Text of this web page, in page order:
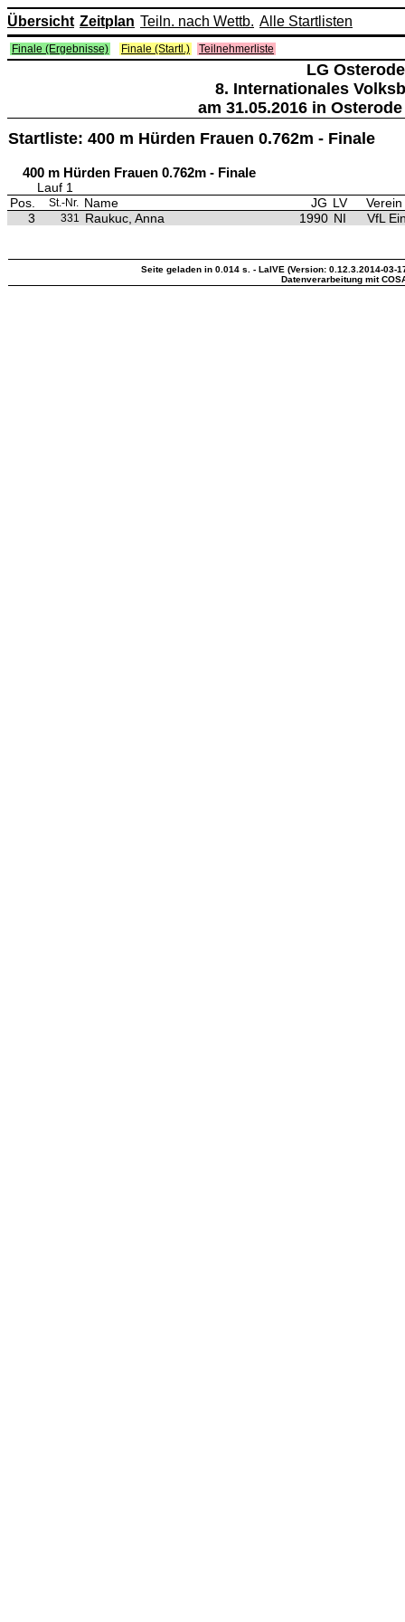
Übersicht Zeitplan Teiln. nach Wettb. Alle Startlisten
Finale (Ergebnisse) Finale (Startl.) Teilnehmerliste
LG Osterode
8. Internationales
am 31.05.2016 in
Startliste: 400 m Hürden Frauen 0.762m - Finale
400 m Hürden Frauen 0.762m - Finale
Lauf 1
Pos.
St.-Nr. Name JG LV
Verein
3
331 Raukuc, Anna 1990 NI VfL
Seite geladen in 0.014 s. - LaIVE (Version: 0.12.3.2014-03-
Datenverarbeitung mit